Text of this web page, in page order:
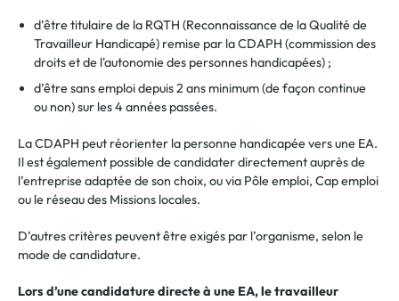
d’être titulaire de la RQTH (Reconnaissance de la Qualité de
Travailleur Handicapé) remise par la CDAPH (commission des
droits et de l'autonomie des personnes handicapées) ;
d’être sans emploi depuis 2 ans minimum (de façon continue
ou non) sur les 4 années passées.
La CDAPH peut réorienter la personne handicapée vers une EA.
Il est également possible de candidater directementauprès de
l’entreprise adaptée de son choix, ou via Pôle emploi, Cap emploi
ou le réseau des Missions locales.
D’autres critères peuvent être exigés par l’organisme, selon le
mode de candidature.
Lors d’une candidature directe à une EA, le travailleur